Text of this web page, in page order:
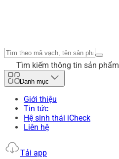
Tìm kiếm thông tin sản phẩm
Danh mục
Giới thiệu
Tin tức
Hệ sinh thái iCheck
Liên hệ
Tải app